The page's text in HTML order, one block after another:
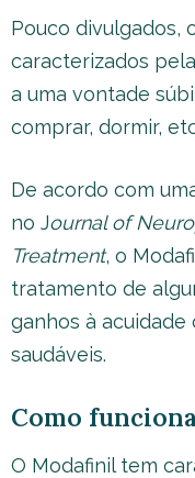
Pouco divulgados,
caracterizados
a uma vontade
comprar, dormir,
De acordo com
no Journal of
Treatment, o
tratamento de
ganhos à
saudáveis.
Como
O Modafinil tem